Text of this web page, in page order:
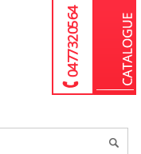
04 77 32 05 64